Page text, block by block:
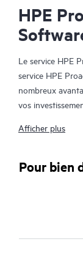
HPE
Le service HPE
service HPE
nombreux
vos
projets
informatique
prioritaires.
formule des
technique et
technique. HPE
du temps par
Afficher plus
Pour bien